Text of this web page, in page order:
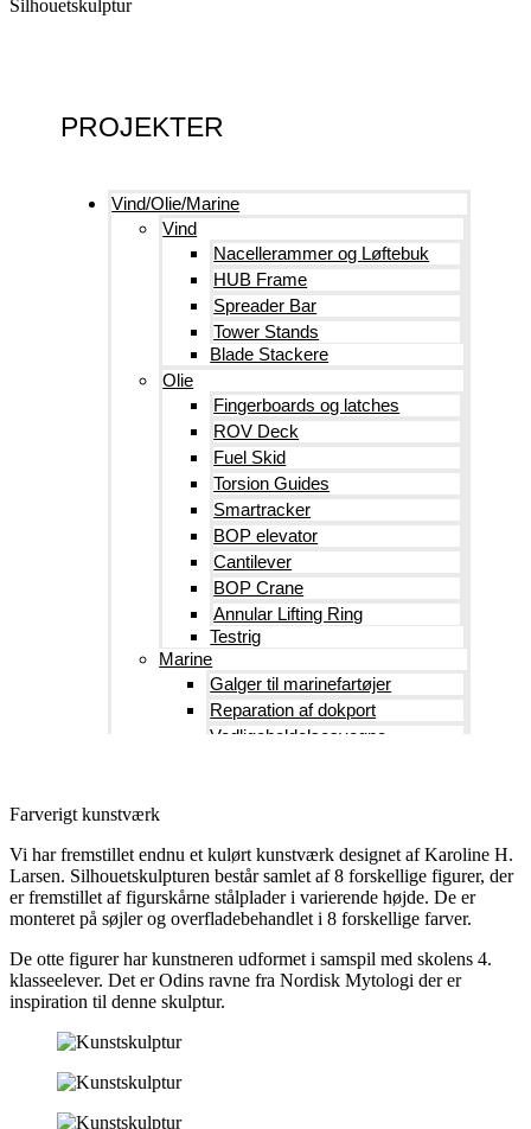
Silhouetskulptur
PROJEKTER
Vind/Olie/Marine
Vind
Nacellerammer og Løftebuk
HUB Frame
Spreader Bar
Tower Stands
Blade Stackere
Olie
Fingerboards og latches
ROV Deck
Fuel Skid
Torsion Guides
Smartracker
BOP elevator
Cantilever
BOP Crane
Annular Lifting Ring
Testrig
Marine
Galger til marinefartøjer
Reparation af dokport
Vedligeholdelsesvogne
Agterport til færge
Brandslukningsanlæg
Multifunktionelt skibsfartøj
Tension system til færge
Proces – Industri
Beholdere/Tanke/Vekslere
Landgangsanlæg
Farverigt kunstværk
Vi har fremstillet endnu et kulørt kunstværk designet af Karoline H.
Larsen. Silhouetskulpturen består samlet af 8 forskellige figurer, der
er fremstillet af figurskårne stålplader i varierende højde. De er
monteret på søjler og overfladebehandlet i 8 forskellige farver.
De otte figurer har kunstneren udformet i samspil med skolens 4.
klasseelever. Det er Odins ravne fra Nordisk Mytologi der er
inspiration til denne skulptur.